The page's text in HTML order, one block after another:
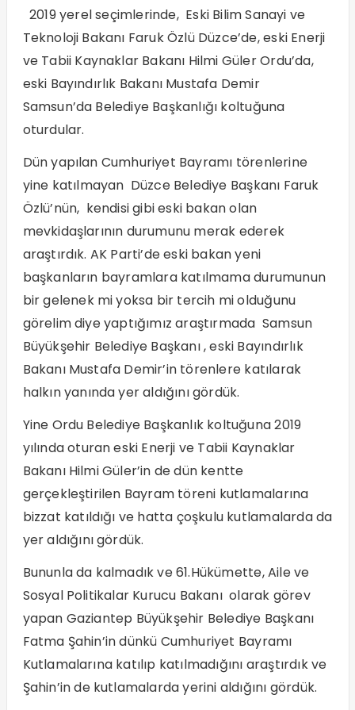
2019 yerel seçimlerinde, Eski Bilim Sanayi ve
Teknoloji Bakanı Faruk Özlü Düzce’de, eski Enerji
ve Tabii Kaynaklar Bakanı Hilmi Güler Ordu’da,
eski Bayındırlık Bakanı Mustafa Demir
Samsun’da Belediye Başkanlığı koltuğuna
oturdular.
Dün yapılan Cumhuriyet Bayramı törenlerine
yine katılmayan Düzce Belediye Başkanı Faruk
Özlü’nün, kendisi gibi eski bakan olan
mevkidaşlarının durumunu merak ederek
araştırdık. AK Parti’de eski bakan yeni
başkanların bayramlara katılmama durumunun
bir gelenek mi yoksa bir tercih mi olduğunu
görelim diye yaptığımız araştırmada Samsun
Büyükşehir Belediye Başkanı , eski Bayındırlık
Bakanı Mustafa Demir’in törenlere katılarak
halkın yanında yer aldığını gördük.
Yine Ordu Belediye Başkanlık koltuğuna 2019
yılında oturan eski Enerji ve Tabii Kaynaklar
Bakanı Hilmi Güler’in de dün kentte
gerçekleştirilen Bayram töreni kutlamalarına
bizzat katıldığı ve hatta çoşkulu kutlamalarda da
yer aldığını gördük.
Bununla da kalmadık ve 61.Hükümette, Aile ve
Sosyal Politikalar Kurucu Bakanı olarak görev
yapan Gaziantep Büyükşehir Belediye Başkanı
Fatma Şahin’in dünkü Cumhuriyet Bayramı
Kutlamalarına katılıp katılmadığını araştırdık ve
Şahin’in de kutlamalarda yerini aldığını gördük.